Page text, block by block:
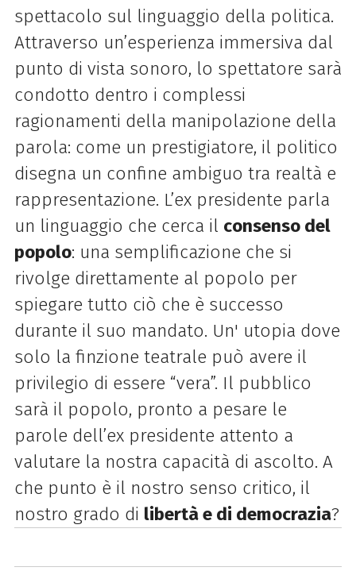
spettacolo sul linguaggio della politica.
Attraverso un’esperienza immersiva dal
punto di vista sonoro, lo spettatore sarà
condotto dentro i complessi
ragionamenti della manipolazione della
parola: come un prestigiatore, il politico
disegna un confine ambiguo tra realtà e
rappresentazione. L’ex presidente parla
un linguaggio che cerca il consenso del
popolo: una semplificazione che si
rivolge direttamente al popolo per
spiegare tutto ciò che è successo
durante il suo mandato. Un' utopia dove
solo la finzione teatrale può avere il
privilegio di essere “vera”. Il pubblico
sarà il popolo, pronto a pesare le
parole dell’ex presidente attento a
valutare la nostra capacità di ascolto. A
che punto è il nostro senso critico, il
nostro grado di libertà e di democrazia?